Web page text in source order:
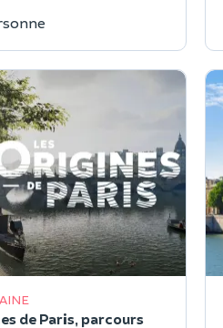
de Paris, parcours